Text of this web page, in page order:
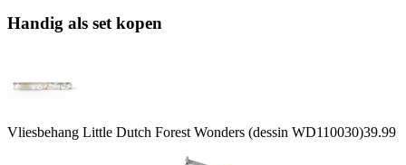
Handig als set kopen
Vliesbehang Little Dutch Forest Wonders (dessin WD110030)39.99